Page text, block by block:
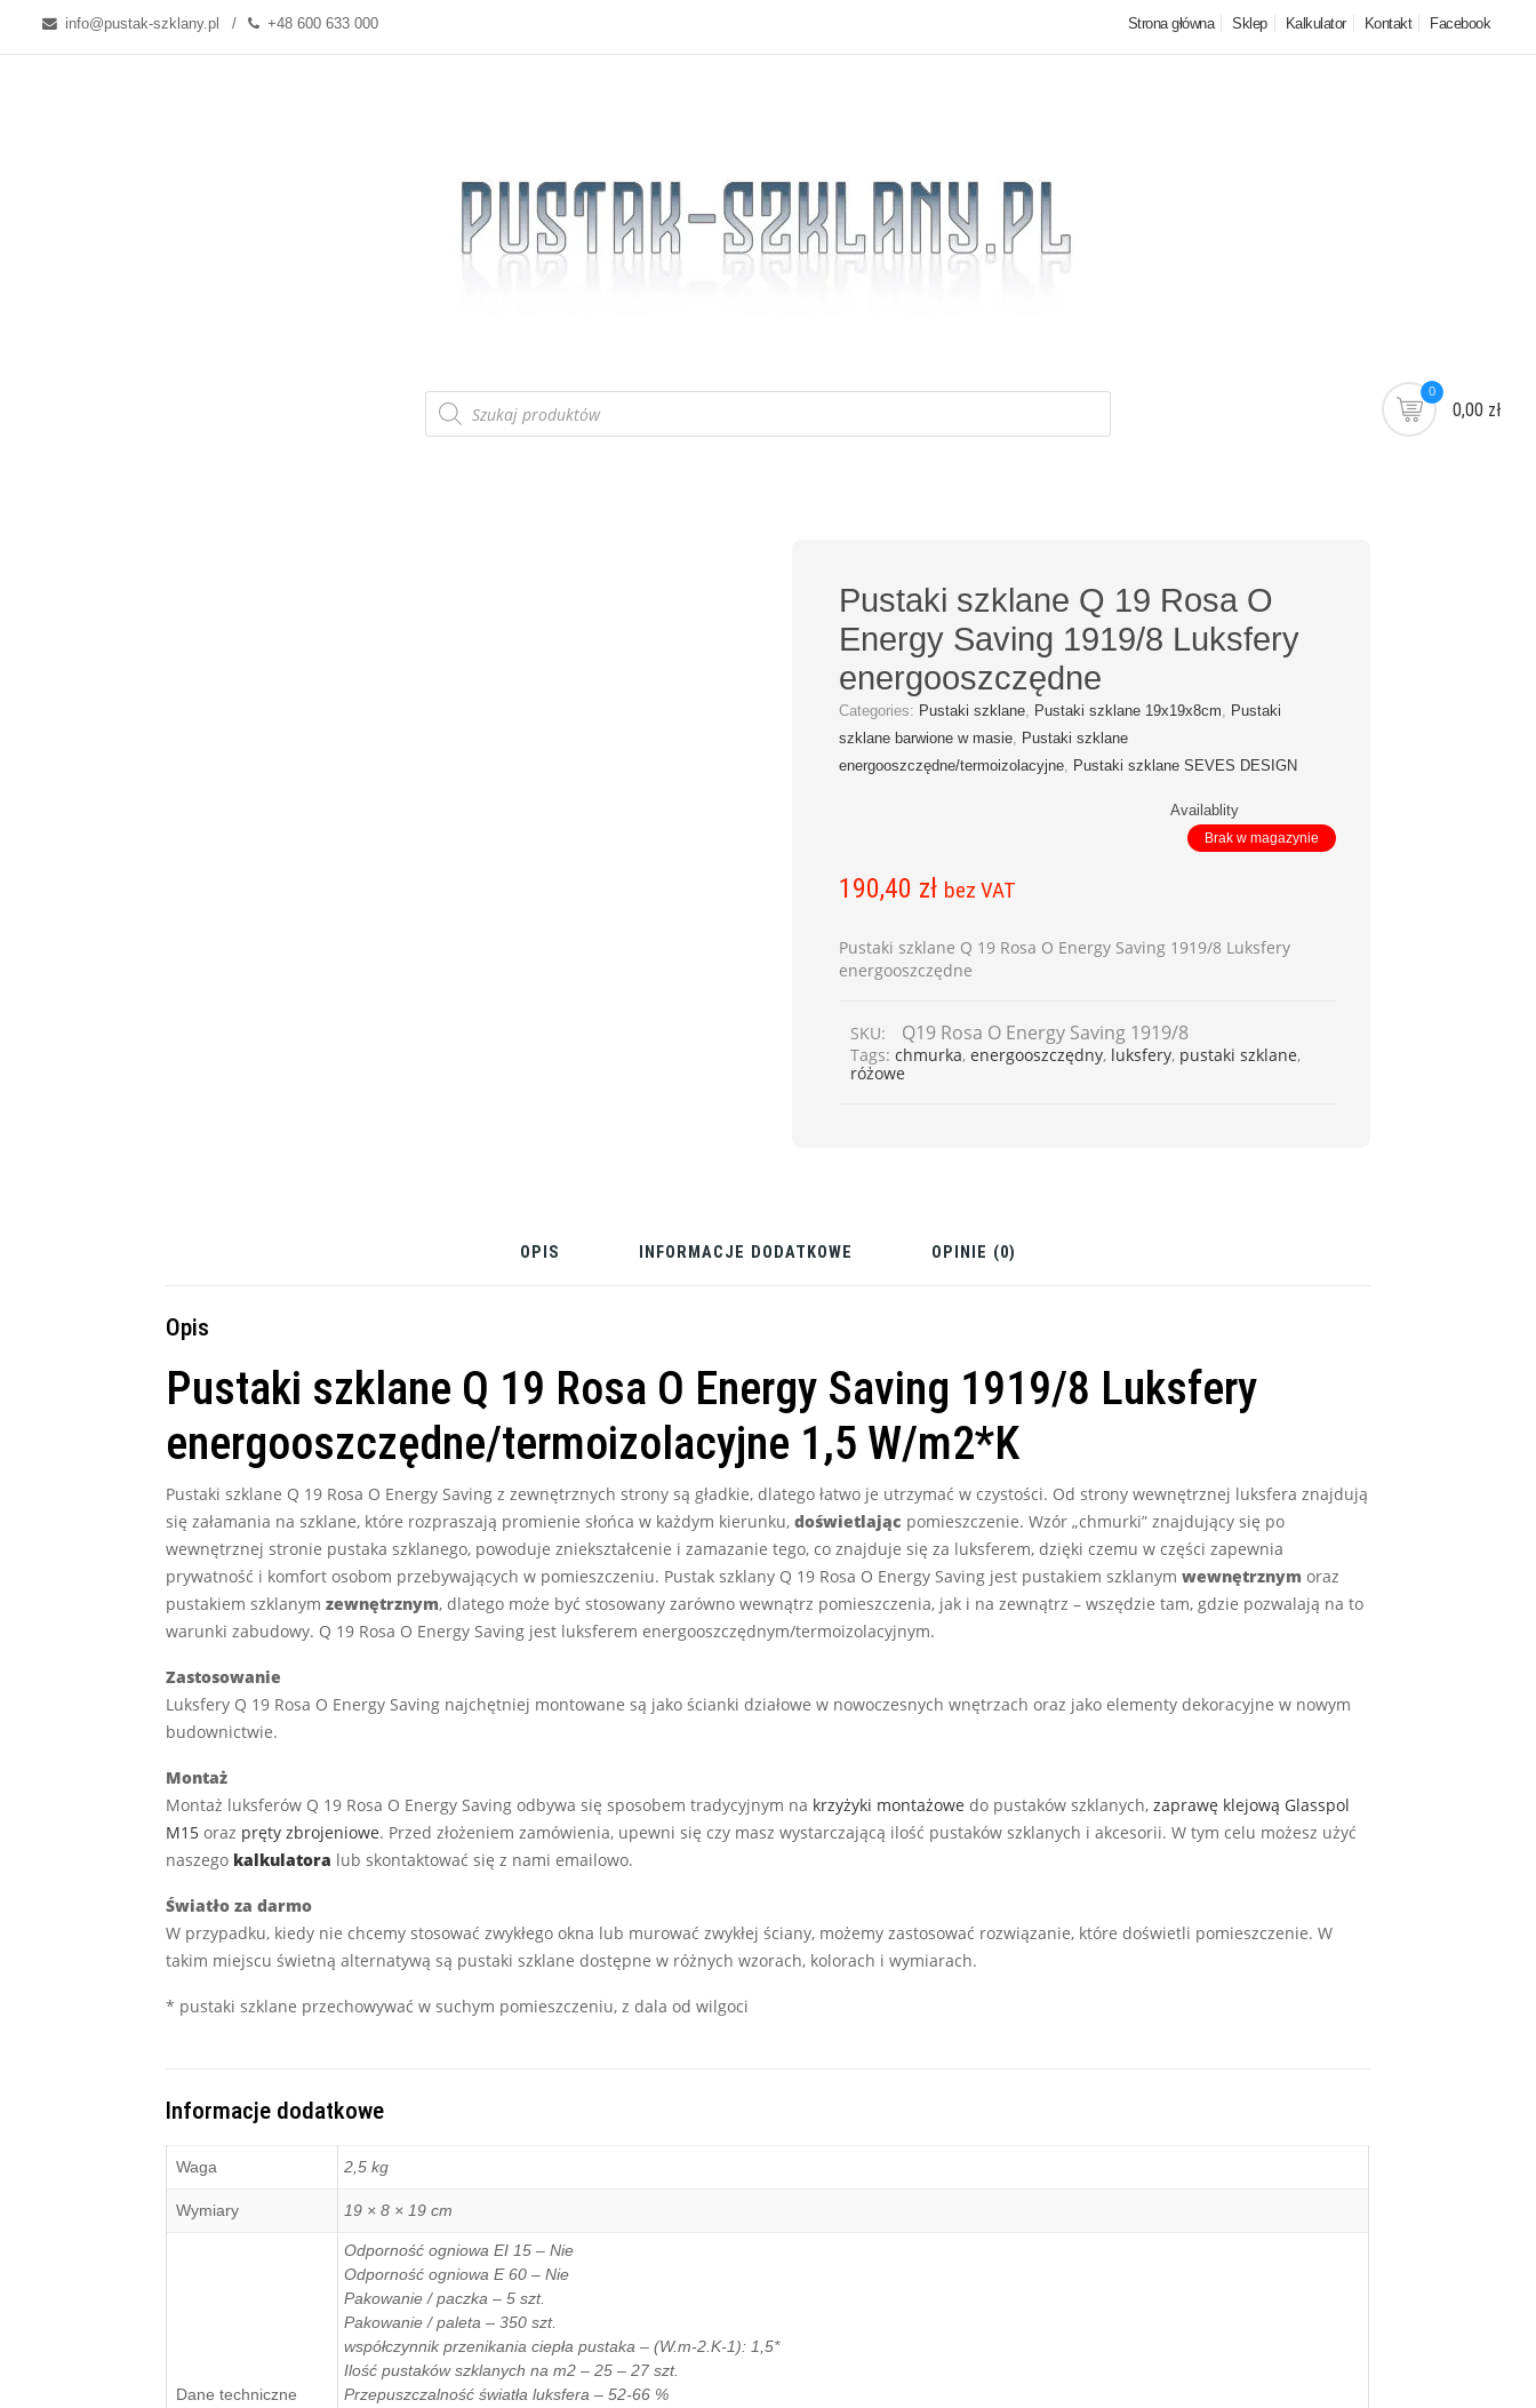
info@pustak-szklany.pl +48 600 633 000 Strona główna Sklep Kalkulator Kontakt Facebook
0
0,00 zł
Pustaki szklane Q 19 Rosa O
Energy Saving 1919/8 Luksfery
energooszczędne
Categories: Pustaki szklane, Pustaki szklane 19x19x8cm, Pustaki
szklane barwione w masie, Pustaki szklane
energooszczędne/termoizolacyjne, Pustaki szklane SEVES DESIGN
Availablity
Brak w magazynie
190,40 zł bez VAT
Pustaki szklane Q 19 Rosa O Energy Saving 1919/8 Luksfery
energooszczędne
SKU: Q19 Rosa O Energy Saving 1919/8
Tags:chmurka,energooszczędny, luksfery, pustaki szklane,
różowe
OPIS INFORMACJE DODATKOWE OPINIE (0)
Opis
Pustaki szklane Q 19 Rosa O Energy Saving 1919/8 Luksfery
energooszczędne/termoizolacyjne 1,5 W/m2*K
Pustaki szklane Q 19 Rosa O Energy Saving z zewnętrznych strony są gładkie, dlatego łatwo je utrzymać w czystości. Od strony wewnętrznej luksfera znajdują
się załamania na szklane, które rozpraszają promienie słońca w każdym kierunku,doświetlając pomieszczenie. Wzór „chmurki” znajdujący się po
wewnętrznej stronie pustaka szklanego, powoduje zniekształcenie i zamazanie tego, co znajduje się za luksferem, dzięki czemu w części zapewnia
prywatność i komfort osobom przebywających w pomieszczeniu. Pustak szklany Q 19 Rosa O Energy Saving jest pustakiem szklanymwewnętrznym oraz
pustakiem szklanymzewnętrznym, dlatego może być stosowany zarówno wewnątrz pomieszczenia, jak i na zewnątrz – wszędzie tam, gdzie pozwalają na to
warunki zabudowy. Q 19 Rosa O Energy Saving jest luksferem energooszczędnym/termoizolacyjnym.
Zastosowanie
Luksfery Q 19 Rosa O Energy Saving najchętniej montowane są jako ścianki działowe w nowoczesnych wnętrzach oraz jako elementy dekoracyjne w nowym
budownictwie.
Montaż
Montaż luksferów Q 19 Rosa O Energy Saving odbywa się sposobem tradycyjnym na krzyżyki montażowe do pustaków szklanych, zaprawę klejową Glasspol
M15 oraz pręty zbrojeniowe. Przed złożeniem zamówienia, upewni się czy masz wystarczającą ilość pustaków szklanych i akcesorii. W tym celu możesz użyć
naszego kalkulatora lub skontaktować się z nami emailowo.
Światło za darmo
W przypadku, kiedy nie chcemy stosować zwykłego okna lub murować zwykłej ściany, możemy zastosować rozwiązanie, które doświetli pomieszczenie. W
takim miejscu świetną alternatywą są pustaki szklane dostępne w różnych wzorach, kolorach i wymiarach.
* pustaki szklane przechowywać w suchym pomieszczeniu, z dala od wilgoci
Informacje dodatkowe
Waga 2,5 kg
Wymiary 19 × 8 × 19 cm
Dane techniczne
Odporność ogniowa EI 15 – Nie
Odporność ogniowa E 60 – Nie
Pakowanie / paczka – 5 szt.
Pakowanie / paleta – 350 szt.
współczynnik przenikania ciepła pustaka – (W.m-2.K-1): 1,5*
Ilość pustaków szklanych na m2 – 25 – 27 szt.
Przepuszczalność światła luksfera – 52-66 %